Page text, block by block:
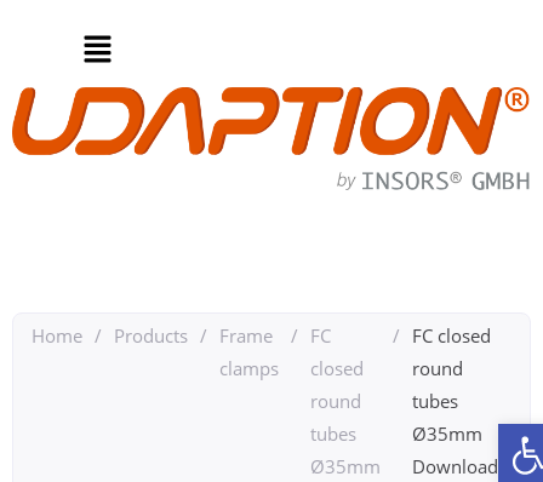
Home / Products / Frame
clamps
/ FC
closed
round
tubes
Ø35mm
/ FC closed
round
tubes
Ø35mm
Downloads